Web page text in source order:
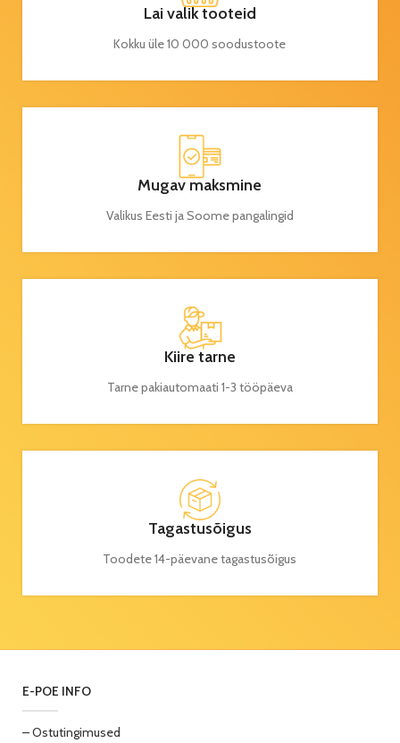
Lai valik tooteid
Kokku üle 10 000 soodustoote
Mugav maksmine
Valikus Eesti ja Soome pangalingid
Kiire tarne
Tarne pakiautomaati 1-3 tööpäeva
Tagastusõigus
Toodete 14-päevane tagastusõigus
E-POE INFO
– Ostutingimused